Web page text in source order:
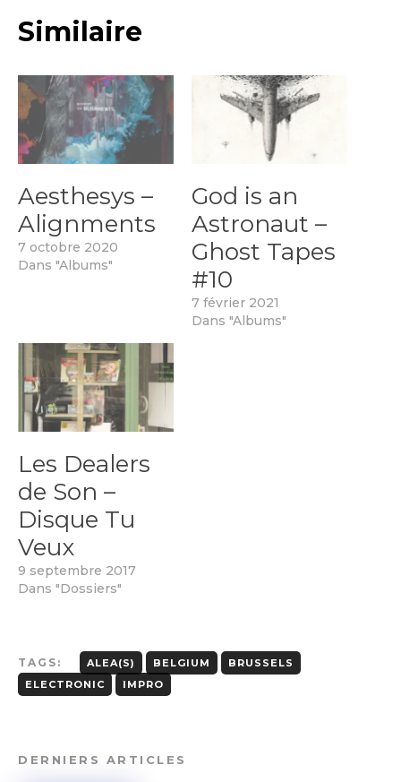
Similaire
Aesthesys –
Alignments
7 octobre 2020
Dans "Albums"
God is an
Astronaut –
Ghost Tapes
#10
7 février 2021
Dans "Albums"
Les Dealers
de Son –
Disque Tu
Veux
9 septembre 2017
Dans "Dossiers"
TAGS: ALEA(S) BELGIUM
BRUSSELS
ELECTRONIC
IMPRO
DERNIERS ARTICLES